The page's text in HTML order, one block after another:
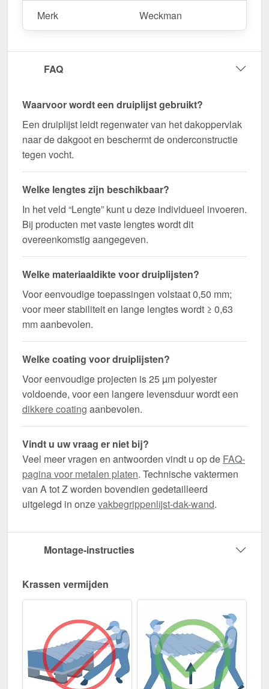
Duurzaam, weerbestendig, op maat gemaakt - bestel
nu en profiteer van een snelle levering!
Merk Weckman
FAQ
Waarvoor wordt een druiplijst gebruikt?
Een druiplijst leidt regenwater van het dakoppervlak
naar de dakgoot en beschermt de onderconstructie
tegen vocht.
Welke lengtes zijn beschikbaar?
In het veld “Lengte” kunt u deze individueel invoeren.
Bij producten met vaste lengtes wordt dit
overeenkomstig aangegeven.
Welke materiaaldikte voor druiplijsten?
Voor eenvoudige toepassingen volstaat 0,50 mm;
voor meer stabiliteit en lange lengtes wordt ≥ 0,63
mm aanbevolen.
Welke coating voor druiplijsten?
Voor eenvoudige projecten is 25 µm polyester
voldoende, voor een langere levensduur wordt een
dikkere coating aanbevolen.
Vindt u uw vraag er niet bij?
Veel meer vragen en antwoorden vindt u op de FAQ-
pagina voor metalen platen. Technische vaktermen
van A tot Z worden bovendien gedetailleerd
uitgelegd in onzevakbegrippenlijst-dak-wand.
Montage-instructies
Krassen vermijden